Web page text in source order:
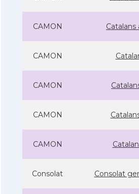
CAMON Catalans
CAMON
CAMON
CAMON
CAMON
Consolat Consolat